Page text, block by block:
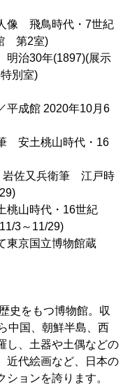
像 飛鳥時代・7世紀
第2室)
治30年(1897)(展示
別室)
平成館 2020年10月6
安土桃山時代・16
佐又兵衛筆 江戸時
桃山時代・16世紀
3～11/29)
東京国立博物館蔵
史をもつ博物館。収
中国、朝鮮半島、西
し、土器や土偶などの
近代絵画など、日本の
ョンを誇ります。